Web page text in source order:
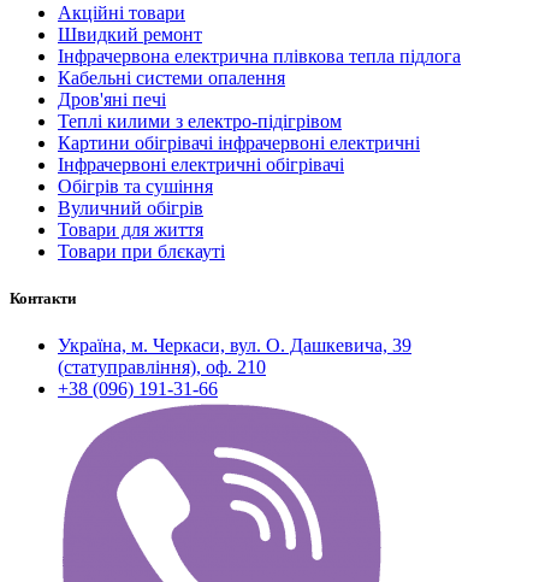
Акційні товари
Швидкий ремонт
Інфрачервона електрична плівкова тепла підлога
Кабельні системи опалення
Дров'яні печі
Теплі килими з електро-підігрівом
Картини обігрівачі інфрачервоні електричні
Інфрачервоні електричні обігрівачі
Обігрів та сушіння
Вуличний обігрів
Товари для життя
Товари при блєкауті
Контакти
Україна, м. Черкаси, вул. О. Дашкевича, 39
(статуправління), оф. 210
+38 (096) 191-31-66